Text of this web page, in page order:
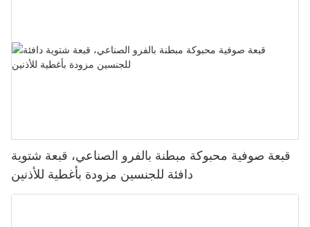
قبعة صوفية محبوكة مبطنة بالفرو الصناعي، قبعة شتوية
دافئة للجنسين مزودة بأغطية للأذنين